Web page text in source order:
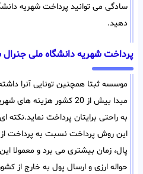
سادگی می توانید پرداخت شهریه
دهید.
پرداخت شهریه دانشگاه ملی
موسسه ثبتا همچنین تونایی آنرا
مبدا بیش از 20 کشور
به راحتی برایتان پرداخت
این روش پرداخت نسبت به پرداخت از
حواله ارزی و ارسال پول به خارج از